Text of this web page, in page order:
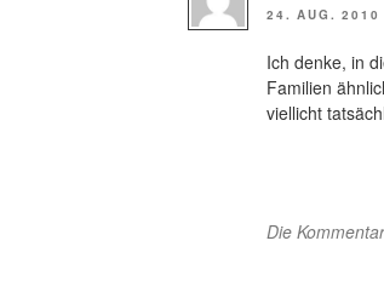
24. AUG. 2010
Ich denke, in
Familien
viellicht
Die